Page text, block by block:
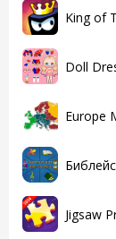
King of
Doll
Europe
Jigsaw